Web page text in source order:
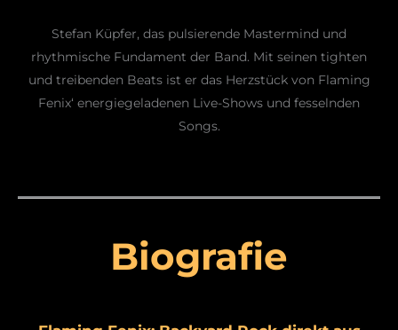
Stefan Küpfer, das pulsierende Mastermind und
rhythmische Fundament der Band. Mit seinen tighten
und treibenden Beats ist er das Herzstück von Flaming
Fenix‘ energiegeladenen Live-Shows und fesselnden
Songs.
Biografie